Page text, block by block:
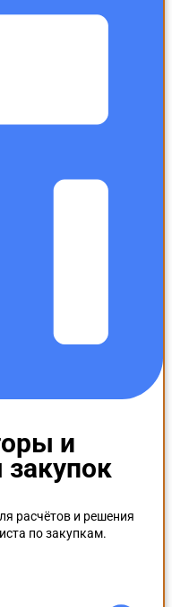
и
расчётов и решения
по закупкам.